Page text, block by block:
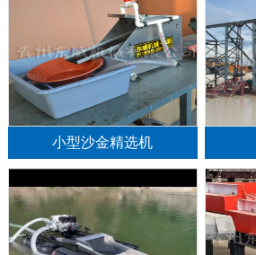
1 3
小型沙金精选机